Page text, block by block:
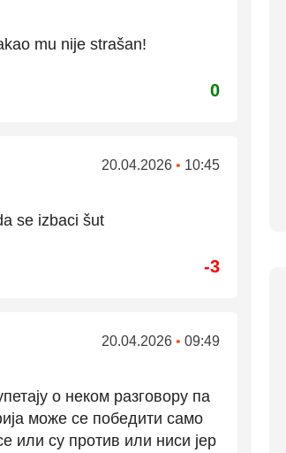
mu nije strašan!
0
20.04.2026 • 10:45
se izbaci šut
-3
20.04.2026 • 09:49
о неком разговору па
може се победити само
или су против или ниси јер